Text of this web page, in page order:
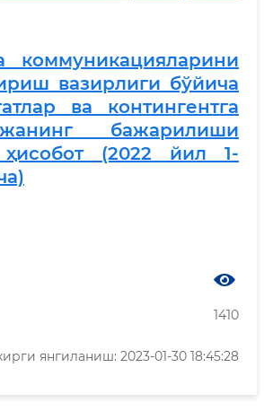
коммуникацияларини
вазирлиги бўйича
ва контингентга
бажарилиши
ҳисобот (2022 йил 1-
1410
янгиланиш: 2023-01-30 18:45:28